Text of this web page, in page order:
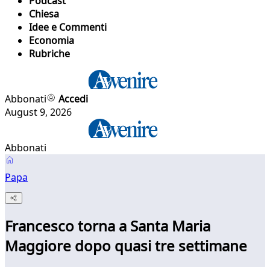
Chiesa
Idee e Commenti
Economia
Rubriche
Abbonati
Accedi
August 9, 2026
Abbonati
Papa
Francesco torna a Santa Maria
Maggiore dopo quasi tre settimane